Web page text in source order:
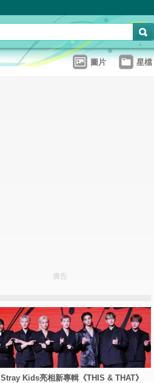
圖片 星檔
廣告
Kids亮相新專輯《THIS & THAT》